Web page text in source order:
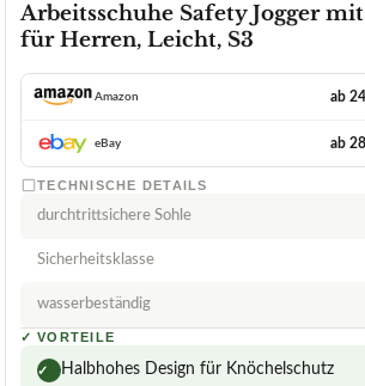
Arbeitsschuhe Safety Jogger
für Herren, Leicht, S3
Amazon ab
eBay ab
TECHNISCHE DETAILS
durchtrittsichere Sohle
Sicherheitsklasse
wasserbeständig
✓ VORTEILE
✓ Halbhohes Design für Knöchelschutz